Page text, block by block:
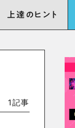
上達のヒント
1記事